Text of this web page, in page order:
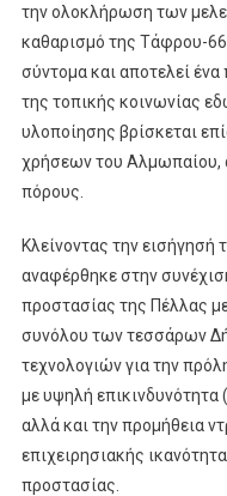
την ολοκλήρωση των
καθαρισμό της Τάφρου-66
σύντομα και αποτελεί
της τοπικής κοινωνίας
υλοποίησης βρίσκεται
χρήσεων του Αλμωπαίου,
πόρους.
Κλείνοντας την εισήγησή
αναφέρθηκε στην
προστασίας της Πέλλας
συνόλου των τεσσάρων
τεχνολογιών για την
με υψηλή
αλλά και την προμήθεια
επιχειρησιακής
προστασίας.